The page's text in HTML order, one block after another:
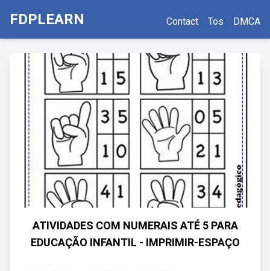
FDPLEARN Contact Tos DMCA
ATIVIDADES COM NUMERAIS ATÉ 5 PARA
EDUCAÇÃO INFANTIL - IMPRIMIR-ESPAÇO